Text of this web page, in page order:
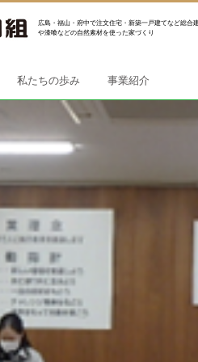
広島・福山・府中で注文住宅・新築一戸建てなど総合
や漆喰などの自然素材を使った家づくり
私たちの歩み 事業紹介